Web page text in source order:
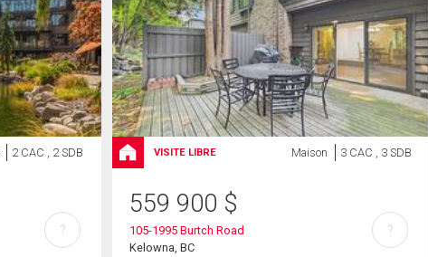
2 CAC , 2 SDB
?
VISITE LIBRE Maison 3 CAC , 3 SDB
559 900 $
105-1995 Burtch Road
Kelowna, BC
?